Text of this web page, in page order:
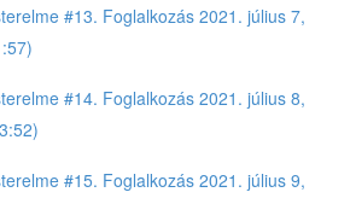
#13. Foglalkozás 2021. július 7,
#14. Foglalkozás 2021. július 8,
#15. Foglalkozás 2021. július 9,